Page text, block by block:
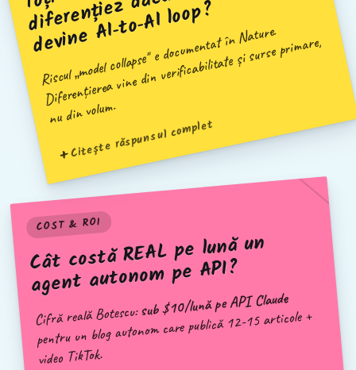
nți
?
Riscul „
model collapse" e docu
mentat în
Nature.
Diferențierea vine din verificabilitate și surse pri
mare,
nu din volu
m.
Citește răspunsul complet
COST & ROI
Cât costă REAL pe lună un
agent autonom pe API?
Cifră reală Botescu:sub $10/lună pe API Claude
pentru un blog autonom care publică 12-15 articole +
video TikTok.